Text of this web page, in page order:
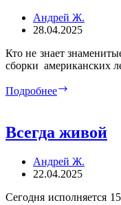
Андрей Ж.
28.04.2025
Кто не знает
сборки американских
Подробнее
Всегда живой
Андрей Ж.
22.04.2025
Сегодня исполняется